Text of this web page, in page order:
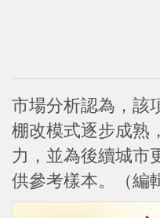
市場分析認為，該
棚改模式逐步成熟
力，並為後續城市
供參考樣本。（編